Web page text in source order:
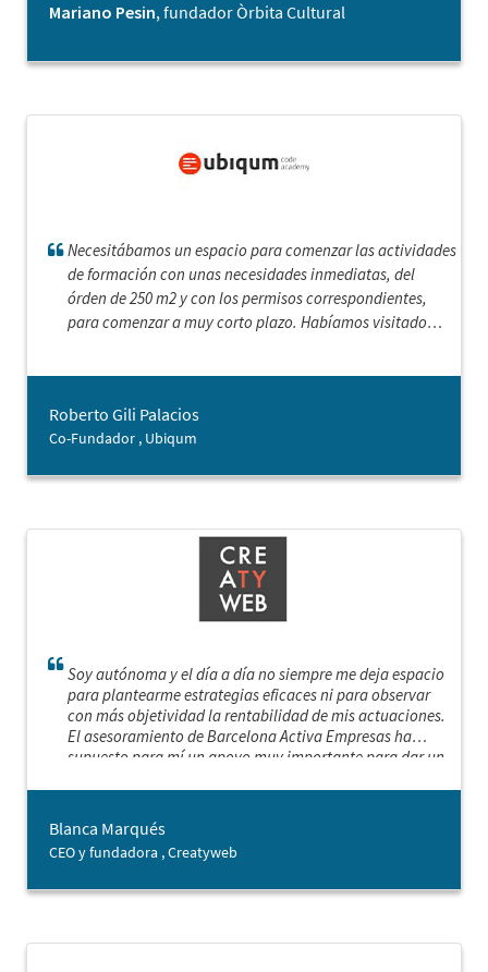
criterio consiguen reforzar el autoestima para poder
Mariano Pesin, fundador Òrbita Cultural
Necesitábamos un espacio para comenzar las actividades
de formación con unas necesidades inmediatas, del
órden de 250 m2 y con los permisos correspondientes,
para comenzar a muy corto plazo. Habíamos visitado
necesidades y pudimos comenzar en la fecha prevista.
Magnífico servicio y espero que volvamos a utilizarlo en
Roberto Gili Palacios
Co-Fundador , Ubiqum
Soy autónoma y el día a día no siempre me deja espacio
para plantearme estrategias eficaces ni para observar
con más objetividad la rentabilidad de mis actuaciones.
El asesoramiento de Barcelona Activa Empresas ha
supuesto para mí un apoyo muy importante para dar un
mis objetivos, priorizando las acciones más relevantes y
encontrando nuevas oportunidades de negocio.
Blanca Marqués
CEO y fundadora , Creatyweb